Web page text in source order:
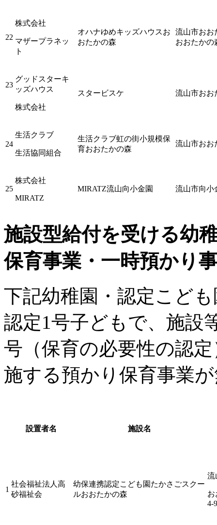
22
株式会社
マザープラネッ
ト
オハナゆめキッズハウスお
おたかの森
流山市おお
おおたかの
23
グッドスターキ
ッズハウス
株式会社
スタービスケ 流山市おお
24
生活クラブ
生活協同組合
生活クラブ虹の街小規模保
育おおたかの森
流山市おお
25
株式会社
MIRATZ
MIRATZ流山向小金園 流山市向小
施設型給付を受ける幼
保育事業・一時預かり
下記幼稚園・認定こど
認定1号子どもで、施設
号（保育の必要性の認
施する預かり保育事業
設置者名 施設名
1
社会福祉法人高
砂福祉会
幼保連携認定こども園たかさごスクー
ルおおたかの森
流
お
4-